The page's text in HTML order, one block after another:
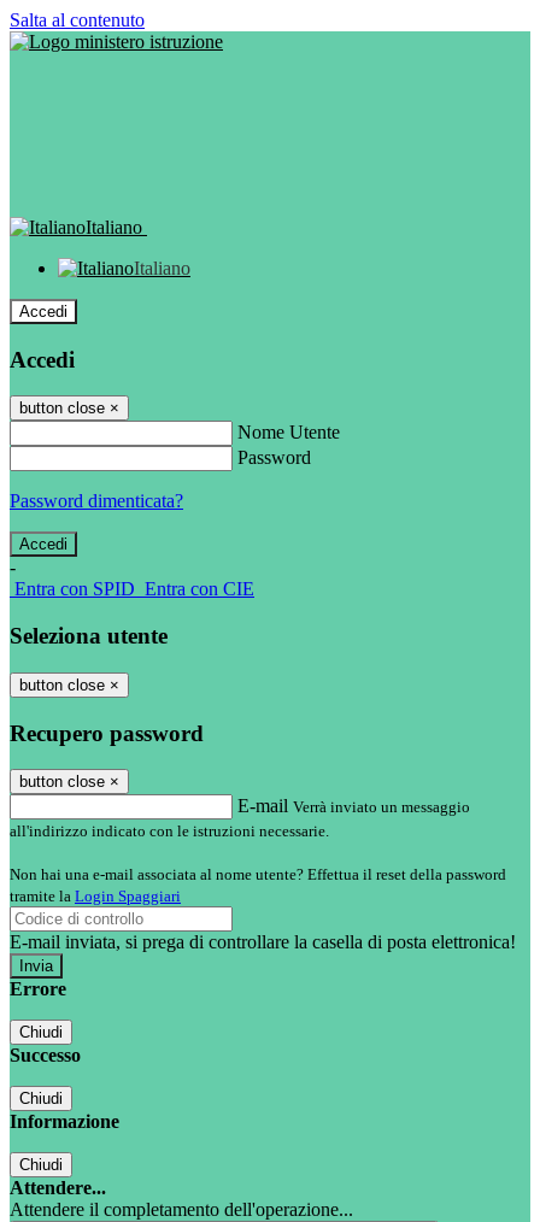
Salta al contenuto
Italiano
Italiano
Accedi
Accedi
button close ×
Nome Utente
Password
Password dimenticata?
-
Entra con SPID Entra con CIE
Seleziona utente
button close ×
Recupero password
button close ×
E-mail Verrà inviato un messaggio
all'indirizzo indicato con le istruzioni necessarie.
Non hai una e-mail associata al nome utente? Effettua il reset della password
tramite la Login Spaggiari
E-mail inviata, si prega di controllare la casella di posta elettronica!
Errore
Chiudi
Successo
Chiudi
Informazione
Chiudi
Attendere...
Attendere il completamento dell'operazione...